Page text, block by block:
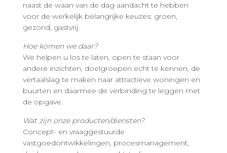
naast de waan van de dag aandacht te hebben
voor de werkelijk belangrijke keuzes: groen,
gezond, gastvrij.
Hoe komen we daar?
We helpen u los te laten, open te staan voor
andere inzichten, doelgroepen echt te kennen, de
vertaalslag te maken naar attractieve woningen en
buurten en daarmee de verbinding te leggen met
de opgave.
Wat zijn onze producten/diensten?
Concept- en vraaggestuurde
vastgoedontwikkelingen, procesmanagement,